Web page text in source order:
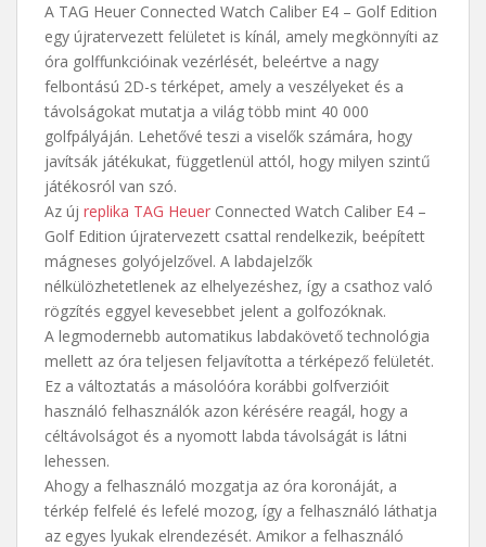
A TAG Heuer Connected Watch Caliber E4 – Golf Edition
egy újratervezett felületet is kínál, amely megkönnyíti az
óra golffunkcióinak vezérlését, beleértve a nagy
felbontású 2D-s térképet, amely a veszélyeket és a
távolságokat mutatja a világ több mint 40 000
golfpályáján. Lehetővé teszi a viselők számára, hogy
javítsák játékukat, függetlenül attól, hogy milyen szintű
játékosról van szó.
Az új replika TAG Heuer Connected Watch Caliber E4 –
Golf Edition újratervezett csattal rendelkezik, beépített
mágneses golyójelzővel. A labdajelzők
nélkülözhetetlenek az elhelyezéshez, így a csathoz való
rögzítés eggyel kevesebbet jelent a golfozóknak.
A legmodernebb automatikus labdakövető technológia
mellett az óra teljesen feljavította a térképező felületét.
Ez a változtatás a másolóóra korábbi golfverzióit
használó felhasználók azon kérésére reagál, hogy a
céltávolságot és a nyomott labda távolságát is látni
lehessen.
Ahogy a felhasználó mozgatja az óra koronáját, a
térkép felfelé és lefelé mozog, így a felhasználó láthatja
az egyes lyukak elrendezését. Amikor a felhasználó